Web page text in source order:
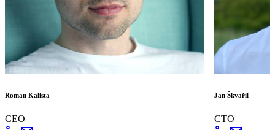
Roman Kalista
CEO
Jan Škvařil
CTO